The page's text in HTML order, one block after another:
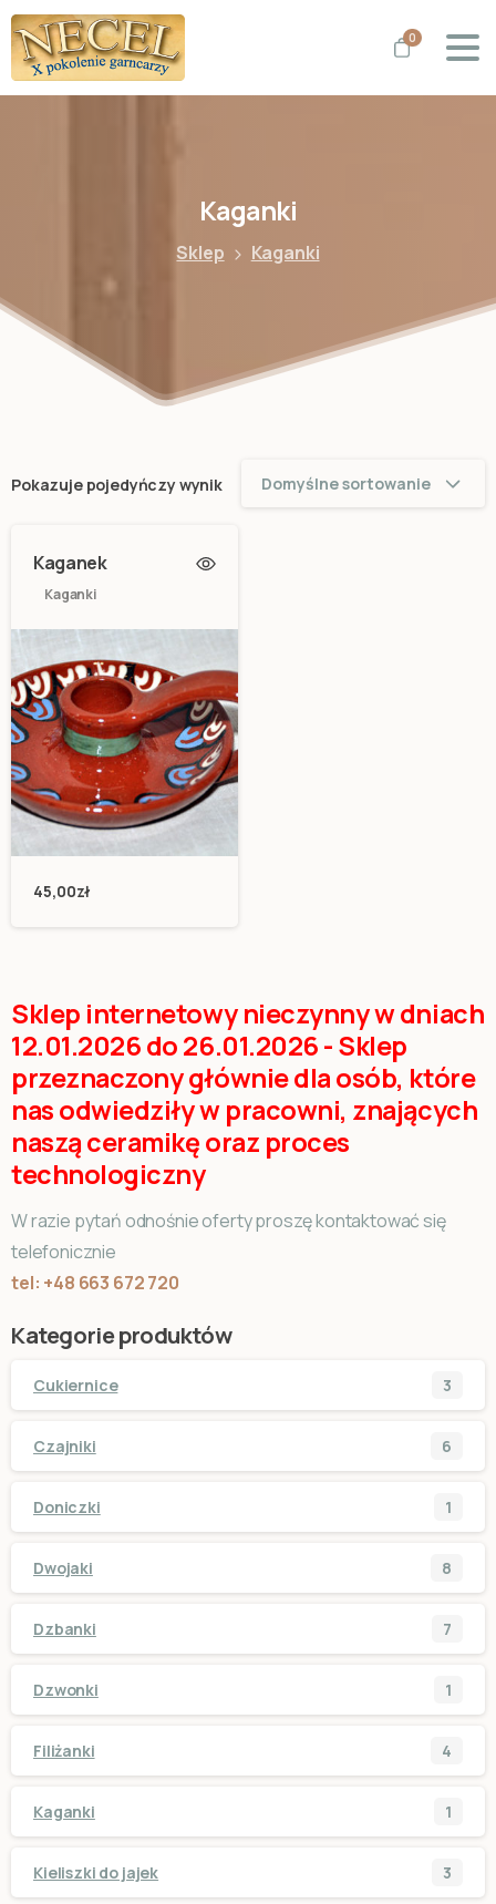
0
Kaganki
Sklep Kaganki
Pokazuje pojedyńczy wynik Domyślne sortowanie
Kaganek
Kaganki
45,00zł
Sklep internetowy nieczynny w dniach
12.01.2026 do 26.01.2026 - Sklep
przeznaczony głównie dla osób, które
nas odwiedziły w pracowni, znających
naszą ceramikę oraz proces
technologiczny
W razie pytań odnośnie oferty proszę kontaktować się
telefonicznie
tel: +48 663 672 720
Kategorie produktów
Cukiernice 3
Czajniki 6
Doniczki 1
Dwojaki 8
Dzbanki 7
Dzwonki 1
Filiżanki 4
Kaganki 1
Kieliszki do jajek 3